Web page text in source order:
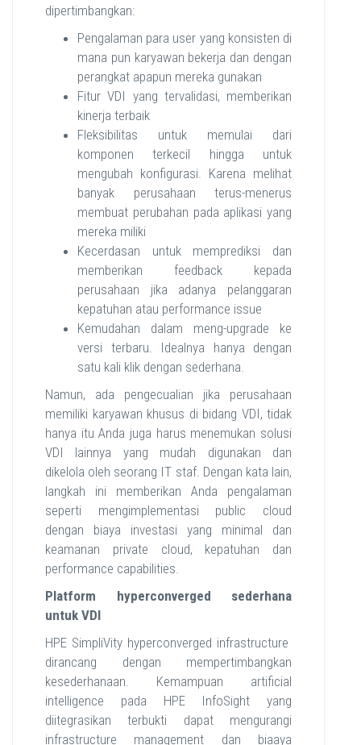
dipertimbangkan:
Pengalaman para user yang konsisten di
mana pun karyawan bekerja dan dengan
perangkat apapun mereka gunakan
Fitur VDI yang tervalidasi, memberikan
kinerja terbaik
Fleksibilitas untuk memulai dari
komponen terkecil hingga untuk
mengubah konfigurasi. Karena melihat
banyak perusahaan terus-menerus
membuat perubahan pada aplikasi yang
mereka miliki
Kecerdasan untuk memprediksi dan
memberikan feedback kepada
perusahaan jika adanya pelanggaran
kepatuhan atau performance issue
Kemudahan dalam meng-upgrade ke
versi terbaru. Idealnya hanya dengan
satu kali klik dengan sederhana.
Namun, ada pengecualian jika perusahaan
memiliki karyawan khusus di bidang VDI, tidak
hanya itu Anda juga harus menemukan solusi
VDI lainnya yang mudah digunakan dan
dikelola oleh seorang IT staf. Dengan kata lain,
langkah ini memberikan Anda pengalaman
seperti mengimplementasi public cloud
dengan biaya investasi yang minimal dan
keamanan private cloud, kepatuhan dan
performance capabilities.
Platform hyperconverged sederhana
untuk VDI
HPE SimpliVity hyperconverged infrastructure
dirancang dengan mempertimbangkan
kesederhanaan. Kemampuan artificial
intelligence pada HPE InfoSight yang
diitegrasikan terbukti dapat mengurangi
infrastructure management dan biaaya